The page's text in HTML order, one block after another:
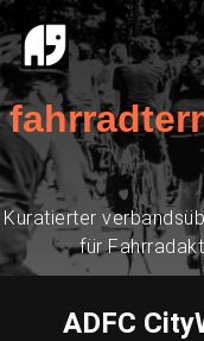
Kuratierter
für
ADFC